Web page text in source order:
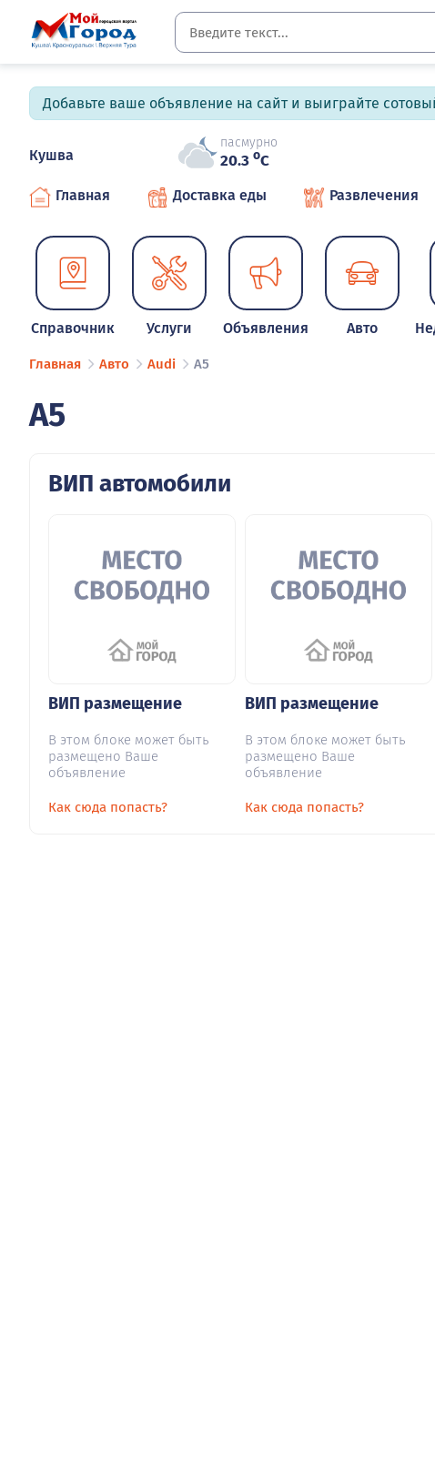
Добавьте ваше объявление на сайт и выиграйте
Кушва
пасмурно
20.3 oC
Главная Доставка еды Развлечения
Справочник Услуги Объявления Авто
Главная Авто Audi A5
A5
ВИП автомобили
ВИП размещение
В этом блоке может быть
размещено Ваше
объявление
Как сюда попасть?
ВИП размещение
В этом блоке может быть
размещено Ваше
объявление
Как сюда попасть?